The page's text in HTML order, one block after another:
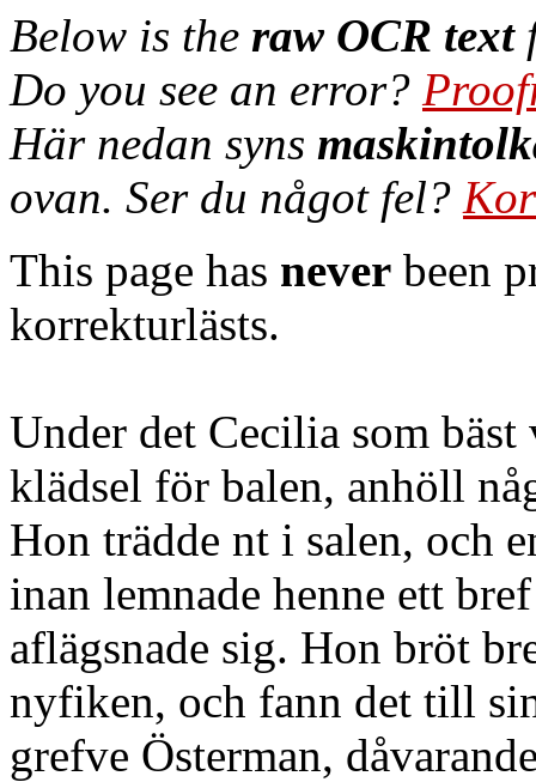
Below is the raw OCR text
Do you see an error?
Här nedan syns
ovan. Ser du något fel?
This page has never been
korrekturlästs.
Under det Cecilia som bäst
klädsel för balen, anhöll
Hon trädde nt i salen, och
inan lemnade henne ett
aflägsnade sig. Hon bröt
nyfiken, och fann det till
grefve Österman,